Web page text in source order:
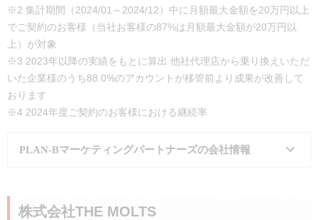
※2 集計期間（2024/01～2024/12）中に月額最大金額を20万円以上
でご契約のお客様（当社お客様の87%は月額最大金額が20万円以
上）が対象
※3 2023年以降の実績をもとに算出 他社代理店から乗り換えいただ
いた企業様のうち88.0%のアカウントが移管前より成果が改善して
おります
※4 2024年度ご契約のお客様における継続率
PLAN-Bマーケティングパートナーズの会社情報
ートナーズ
株式会社THE MOLTS